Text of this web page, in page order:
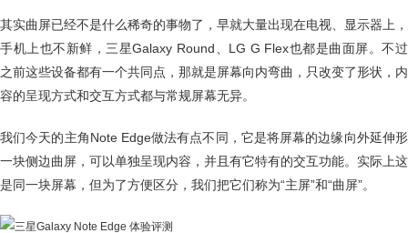
其实曲屏已经不是什么稀奇的事物了，早就大量出现在电视、显示器上，
手机上也不新鲜，三星Galaxy Round、LG G Flex也都是曲面屏。不过
之前这些设备都有一个共同点，那就是屏幕向内弯曲，只改变了形状，内
容的呈现方式和交互方式都与常规屏幕无异。
我们今天的主角Note Edge做法有点不同，它是将屏幕的边缘向外延伸形
一块侧边曲屏，可以单独呈现内容，并且有它特有的交互功能。实际上这
是同一块屏幕，但为了方便区分，我们把它们称为“主屏”和“曲屏”。